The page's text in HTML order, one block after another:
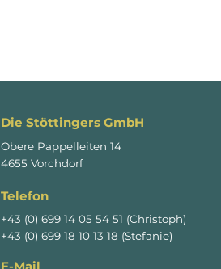
Die Stöttingers GmbH
Obere Pappelleiten 14
4655 Vorchdorf
Telefon
+43 (0) 699 14 05 54 51 (Christoph)
+43 (0) 699 18 10 13 18 (Stefanie)
E-Mail